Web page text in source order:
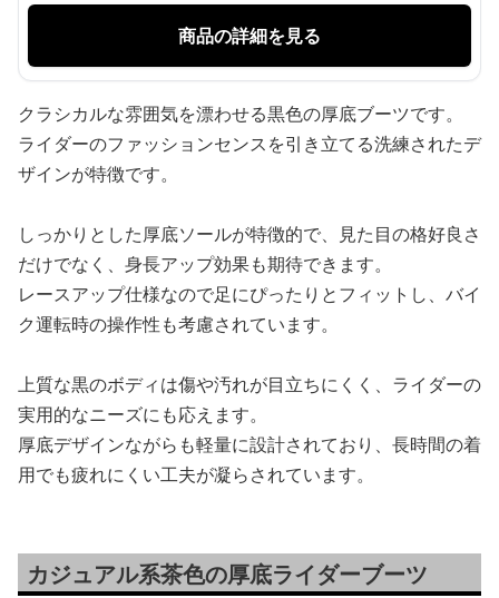
商品の詳細を見る
クラシカルな雰囲気を漂わせる黒色の厚底ブーツです。
ライダーのファッションセンスを引き立てる洗練されたデ
ザインが特徴です。
しっかりとした厚底ソールが特徴的で、見た目の格好良さ
だけでなく、身長アップ効果も期待できます。
レースアップ仕様なので足にぴったりとフィットし、バイ
ク運転時の操作性も考慮されています。
上質な黒のボディは傷や汚れが目立ちにくく、ライダーの
実用的なニーズにも応えます。
厚底デザインながらも軽量に設計されており、長時間の着
用でも疲れにくい工夫が凝らされています。
カジュアル系茶色の厚底ライダーブーツ